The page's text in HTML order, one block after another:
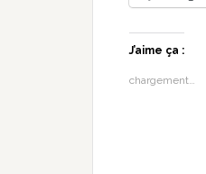
J’aime ça :
chargement…